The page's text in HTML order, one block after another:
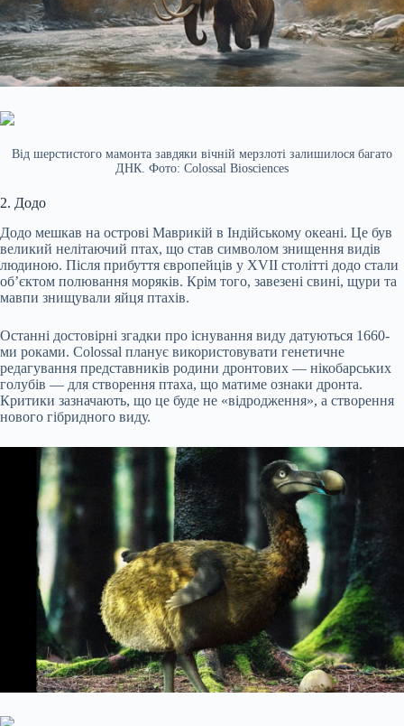
Від шерстистого мамонта завдяки вічній мерзлоті залишилося багато
ДНК. Фото: Colossal Biosciences
2. Додо
Додо мешкав на острові Маврикій в Індійському океані. Це був
великий нелітаючий птах, що став символом знищення видів
людиною. Після прибуття європейців у XVII столітті додо стали
об’єктом полювання моряків. Крім того, завезені свині, щури та
мавпи знищували яйця птахів.
Останні достовірні згадки про існування виду датуються 1660-
ми роками. Colossal планує використовувати генетичне
редагування представників родини дронтових — нікобарських
голубів — для створення птаха, що матиме ознаки дронта.
Критики зазначають, що це буде не «відродження», а створення
нового гібридного виду.